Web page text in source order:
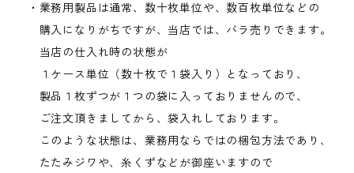
・業務用製品は通常、数十枚単位や、数百枚単位などの
購入になりがちですが、当店では、バラ売りできます。
当店の仕入れ時の状態が
１ケース単位（数十枚で１袋入り）となっており、
製品１枚ずつが１つの袋に入っておりませんので、
ご注文頂きましてから、袋入れしております。
このような状態は、業務用ならではの梱包方法であり、
たたみジワや、糸くずなどが御座いますので